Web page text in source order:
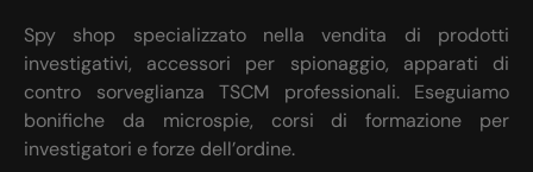
Spy shop specializzato nella vendita di prodotti
investigativi, accessori per spionaggio, apparati di
contro sorveglianza TSCM professionali. Eseguiamo
bonifiche da microspie, corsi di formazione per
investigatori e forze dell’ordine.